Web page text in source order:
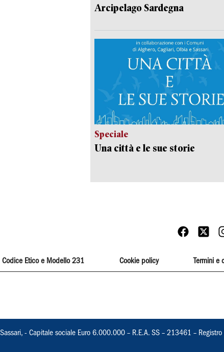
Arcipelago Sardegna
Speciale
Una città e le sue storie
Codice Etico e Modello 231 Cookie policy Termini e
- Capitale sociale Euro 6.000.000 – R.E.A. SS – 213461 – Registro